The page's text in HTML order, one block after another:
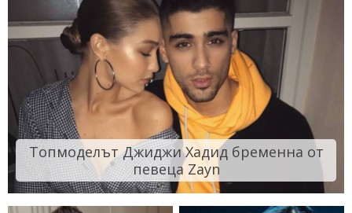
Топмоделът Джиджи Хадид бременна от
певеца Zayn